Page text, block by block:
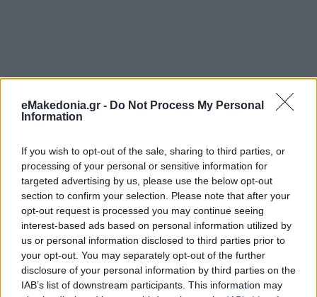
eMakedonia.gr - Do Not Process My Personal
Information
If you wish to opt-out of the sale, sharing to third parties, or
processing of your personal or sensitive information for
targeted advertising by us, please use the below opt-out
section to confirm your selection. Please note that after your
opt-out request is processed you may continue seeing
interest-based ads based on personal information utilized by
us or personal information disclosed to third parties prior to
your opt-out. You may separately opt-out of the further
disclosure of your personal information by third parties on the
IAB’s list of downstream participants. This information may